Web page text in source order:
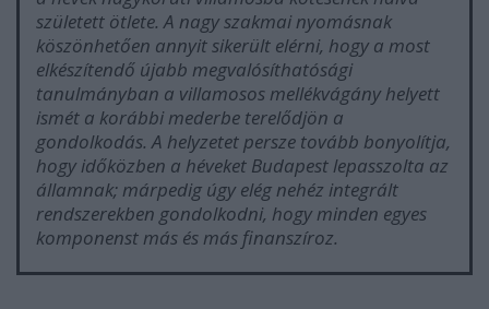
született ötlete. A nagy szakmai nyomásnak
köszönhetően annyit sikerült elérni, hogy a most
elkészítendő újabb megvalósíthatósági
tanulmányban a villamosos mellékvágány helyett
ismét a korábbi mederbe terelődjön a
gondolkodás. A helyzetet persze tovább bonyolítja,
hogy időközben a héveket Budapest lepasszolta az
államnak; márpedig úgy elég nehéz integrált
rendszerekben gondolkodni, hogy minden egyes
komponenst más és más finanszíroz.